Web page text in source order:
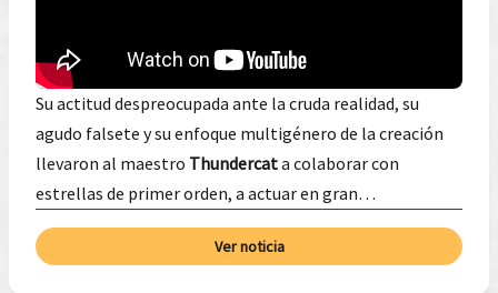
Su actitud despreocupada ante la cruda realidad, su
agudo falsete y su enfoque multigénero de la creación
llevaron al maestro Thundercata colaborar con
estrellas de primer orden, a actuar en gran…
Ver noticia